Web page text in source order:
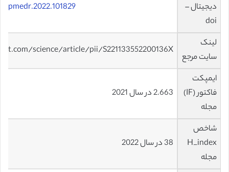
دیجیتال –
doi
لینک
سایت مرجع
science/article/pii/S221133552200136X
ایمپکت
فاکتور (IF)
مجله
2.663 در سال 2021
شاخص
H_index
مجله
38 در سال 2022